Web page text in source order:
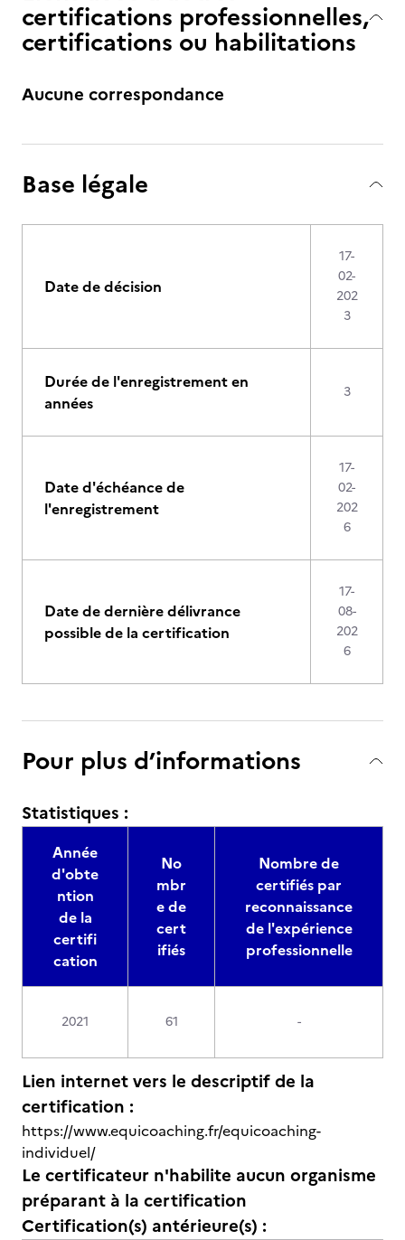
certifications professionnelles,
certifications ou habilitations
Aucune correspondance
Base légale
Date de décision
17-
02-
202
3
Durée de l'enregistrement en
années
3
Date d'échéance de
l'enregistrement
17-
02-
202
6
Date de dernière délivrance
possible de la certification
17-
08-
202
6
Pour plus d’informations
Statistiques :
Année
d'obte
ntion
de la
certifi
cation
No
mbr
e de
cert
ifiés
Nombre de
certifiés par
reconnaissance
de l'expérience
professionnelle
2021 61 -
Lien internet vers le descriptif de la
certification :
https://www.equicoaching.fr/equicoaching-
individuel/
Le certificateur n'habilite aucun organisme
préparant à la certification
Certification(s) antérieure(s) :